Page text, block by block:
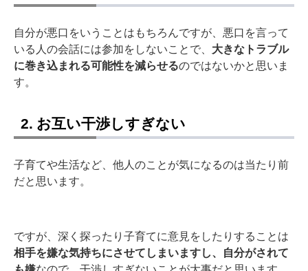
自分が悪口をいうことはもちろんですが、悪口を言って
いる人の会話には参加をしないことで、 大きなトラブル
に巻き込まれる可能性を減らせるのではないかと思いま
す。
2. お互い干渉しすぎない
子育てや生活など、他人のことが気になるのは当たり前
だと思います。
ですが、深く探ったり子育てに意見をしたりすることは
相手を嫌な気持ちにさせてしまいますし、自分がされて